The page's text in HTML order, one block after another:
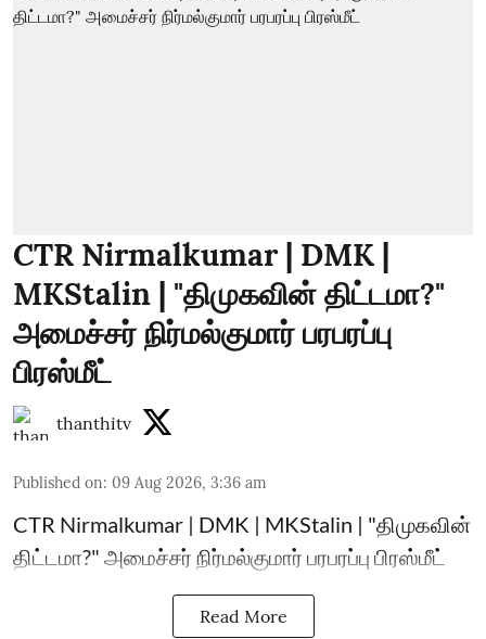
CTR Nirmalkumar | DMK |
MKStalin | "திமுகவின் திட்டமா?"
அமைச்சர் நிர்மல்குமார் பரபரப்பு
பிரஸ்மீட்
thanthitv
Published on: 09 Aug 2026, 3:36 am
CTR Nirmalkumar | DMK | MKStalin | "திமுகவின்
திட்டமா?" அமைச்சர் நிர்மல்குமார் பரபரப்பு பிரஸ்மீட்
Read More